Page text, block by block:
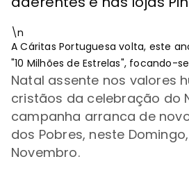
\n
A Cáritas Portuguesa volta, este
"10 Milhões de Estrelas", focando-se
Natal assente nos valores
cristãos da celebração do
campanha arranca de
dos Pobres, neste
Novembro.